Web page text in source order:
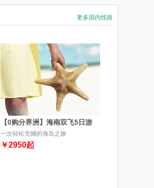
更多国内线路
【0购分界洲】海南双飞5日游
一次轻松无憾的海岛之旅
￥2950起